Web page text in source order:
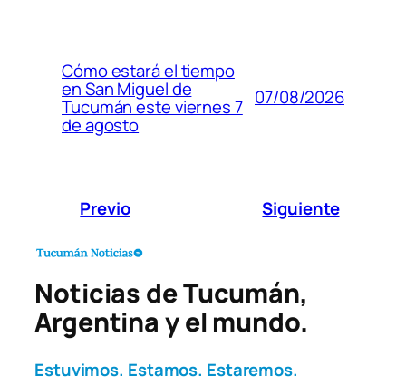
Cómo estará el tiempo
en San Miguel de
Tucumán este viernes 7
de agosto
07/08/2026
Previo Siguiente
Noticias de Tucumán,
Argentina y el mundo.
Estuvimos. Estamos. Estaremos.